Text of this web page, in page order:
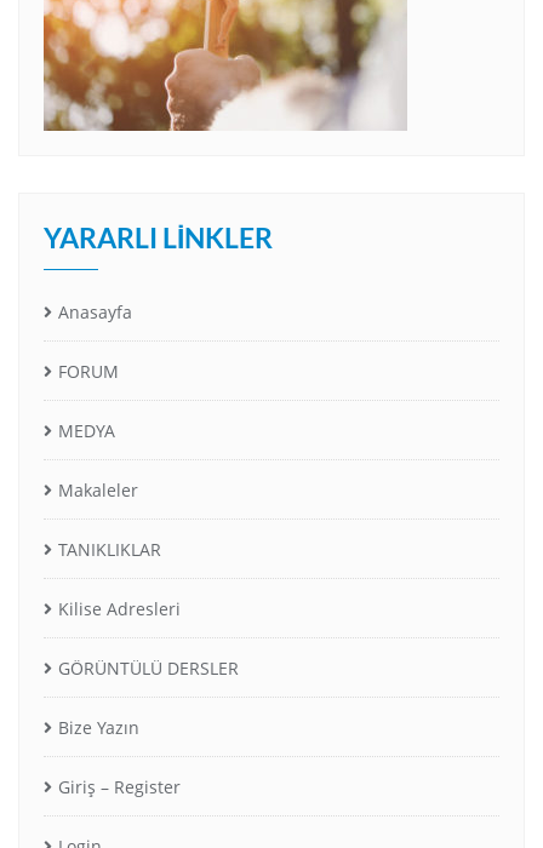
YARARLI LINKLER
Anasayfa
FORUM
MEDYA
Makaleler
TANIKLIKLAR
Kilise Adresleri
GÖRÜNTÜLÜ DERSLER
Bize Yazın
Giriş – Register